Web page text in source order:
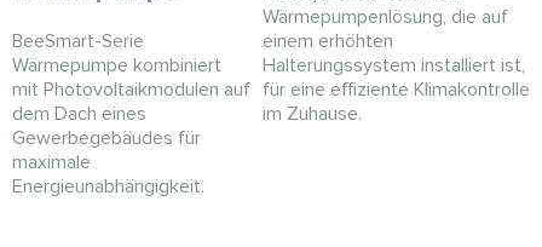
BeeSmart-Serie
Wärmepumpe kombiniert
mit Photovoltaikmodulen auf
dem Dach eines
Gewerbegebäudes für
maximale
Energieunabhängigkeit.
Wärmepumpenlösung, die auf
einem erhöhten
Halterungssystem installiert ist,
für eine effiziente Klimakontrolle
im Zuhause.